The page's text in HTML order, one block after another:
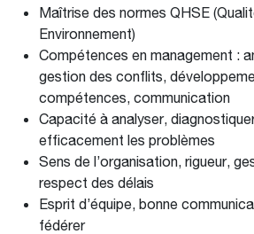
Maîtrise des normes QHSE
Environnement)
Compétences en management :
gestion des conflits,
compétences, communication
Capacité à analyser,
efficacement les problèmes
Sens de l’organisation, rigueur,
respect des délais
Esprit d’équipe, bonne
fédérer